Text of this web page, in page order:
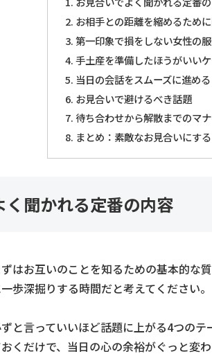
お相手との距離を縮めるため
第一印象で損をしない女性の
手土産を準備したほうがいい
当日の会話をスムーズに進め
お見合いで避けるべき話題
待ち合わせから解散までのマ
まとめ：素敵なお見合いにす
く聞かれる定番の内容
はお互いのことを知るための基本的な
歩深掘りする時間だと考えてください。
と言っていいほど話題に上がる4つの
くだけで、当日の心の余裕がぐっと変わ